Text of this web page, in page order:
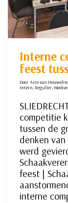
Interne
feest
Door Arco van
Intern, Regulier,
competitie
tussen de
denken
werd
feest |
interne